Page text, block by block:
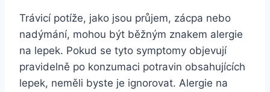
Trávicí potíže, jako jsou průjem, zácpa nebo
nadýmání, mohou být běžným znakem alergie
na lepek. Pokud se tyto symptomy objevují
pravidelně po konzumaci potravin obsahujících
lepek, neměli byste je ignorovat. Alergie na